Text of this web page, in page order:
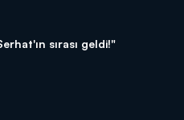
sırası geldi!"